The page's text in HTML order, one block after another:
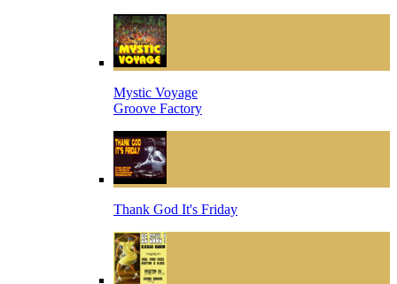
Mystic Voyage
Groove Factory
Thank God It's Friday